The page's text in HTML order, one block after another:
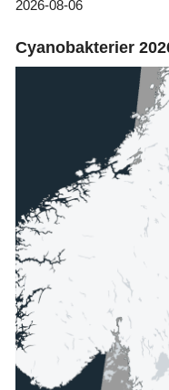
2026-08-06
Cyanobakterier